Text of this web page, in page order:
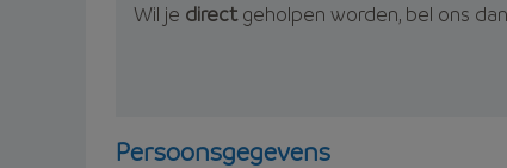
Wil je directgeholpen worden, bel ons
Persoonsgegevens